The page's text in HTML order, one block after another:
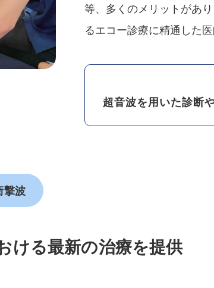
等、多くのメリットがあ
るエコー診療に精通した
超音波を用いた診断
撃波
ける最新の治療を提供